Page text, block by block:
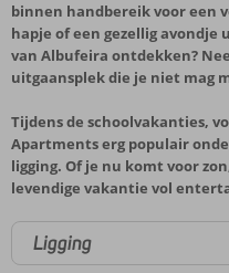
binnen handbereik voor een
hapje of een gezellig
van Albufeira ontdekken?
uitgaansplek die je niet mag
Tijdens de schoolvakanties,
Apartments erg populair
ligging. Of je nu komt voor
levendige vakantie vol
Ligging